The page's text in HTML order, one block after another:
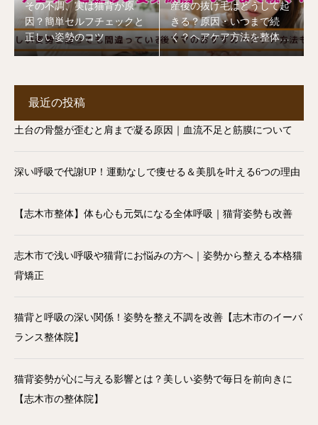
その不調、実は猫背が原
因？簡単セルフチェックと
正しい姿勢のコツ
産後の抜け毛はどうして起
きる？原因・いつまで続
く？ヘアケア方法を整体師
が解説【志木市】
最近の投稿
土台の骨盤が歪むと肩まで凝る原因｜血流不足と筋膜について
深い呼吸で代謝UP！運動なしで痩せる＆美肌を叶える6つの理由
【志木市整体】体も心も元気になる全体呼吸｜猫背姿勢も改善
志木市で浅い呼吸や猫背にお悩みの方へ｜姿勢から整える本格猫
背矯正
猫背と呼吸の深い関係！姿勢を整え不調を改善【志木市のイーバ
ランス整体院】
猫背姿勢が心に与える影響とは？美しい姿勢で毎日を前向きに
【志木市の整体院】